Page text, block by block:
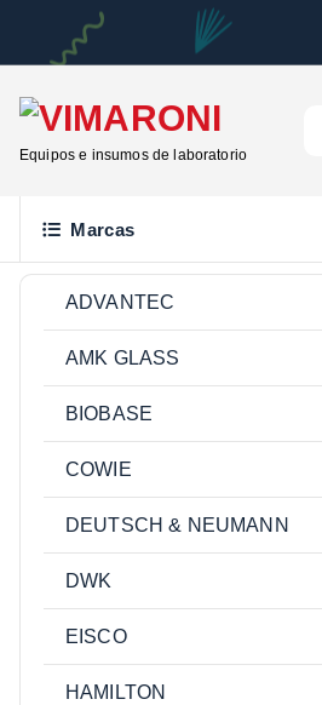
Equipos e insumos de laboratorio
Marcas
ADVANTEC
AMK GLASS
BIOBASE
COWIE
DEUTSCH & NEUMANN
DWK
EISCO
HAMILTON
Cintas